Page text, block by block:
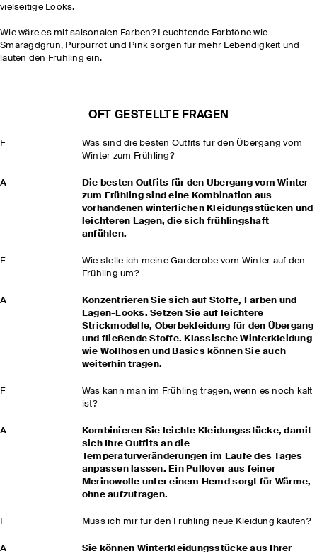
vielseitige Looks.
Wie wäre es mit saisonalen Farben? Leuchtende Farbtöne wie
Smaragdgrün, Purpurrot und Pink sorgen für mehr Lebendigkeit und
läuten den Frühling ein.
OFT GESTELLTE FRAGEN
F
Was sind die besten Outfits für den Übergang vom
Winter zum Frühling?
A
Die besten Outfits für den Übergang vom Winter
zum Frühling sind eine Kombination aus
vorhandenen winterlichen Kleidungsstücken und
leichteren Lagen, die sich frühlingshaft
anfühlen.
F
Wie stelle ich meine Garderobe vom Winter auf den
Frühling um?
A
Konzentrieren Sie sich auf Stoffe, Farben und
Lagen-Looks. Setzen Sie auf leichtere
Strickmodelle, Oberbekleidung für den Übergang
und fließende Stoffe. Klassische Winterkleidung
wie Wollhosen und Basics können Sie auch
weiterhin tragen.
F
Was kann man im Frühling tragen, wenn es noch kalt
ist?
A
Kombinieren Sie leichte Kleidungsstücke, damit
sich Ihre Outfits an die
Temperaturveränderungen im Laufe des Tages
anpassen lassen. Ein Pullover aus feiner
Merinowolle unter einem Hemd sorgt für Wärme,
ohne aufzutragen.
F Muss ich mir für den Frühling neue Kleidung kaufen?
A
Sie können Winterkleidungsstücke aus Ihrer